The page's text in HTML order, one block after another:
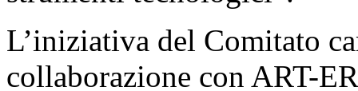
L’iniziativa del Comitato
collaborazione con ART-